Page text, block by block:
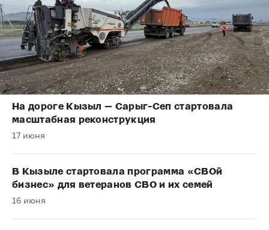
На дороге Кызыл — Сарыг-Сеп стартовала
масштабная реконструкция
17 июня
В Кызыле стартовала программа «СВОй
бизнес» для ветеранов СВО и их семей
16 июня